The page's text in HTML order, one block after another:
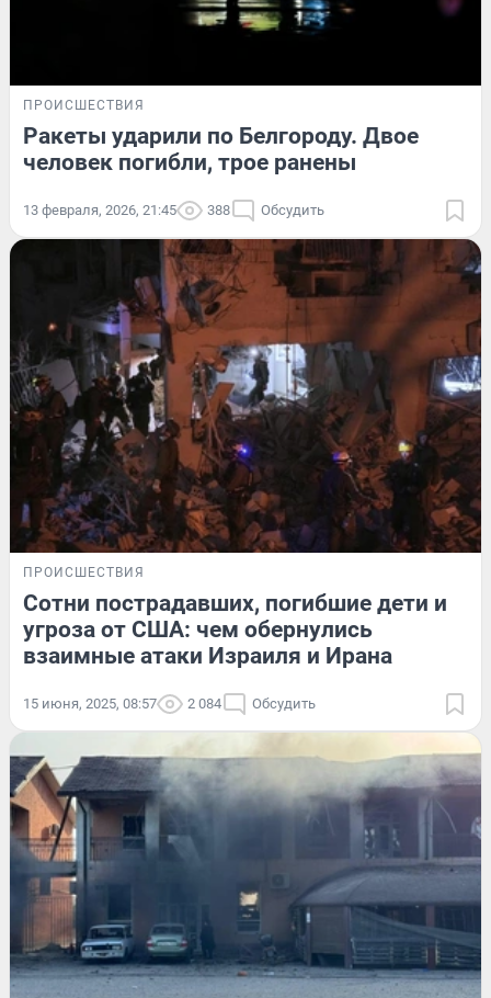
ПРОИСШЕСТВИЯ
Ракеты ударили по Белгороду. Двое
человек погибли, трое ранены
13 февраля, 2026, 21:45 388 Обсудить
ПРОИСШЕСТВИЯ
Сотни пострадавших, погибшие дети и
угроза от США: чем обернулись
взаимные атаки Израиля и Ирана
15 июня, 2025, 08:57 2 084 Обсудить